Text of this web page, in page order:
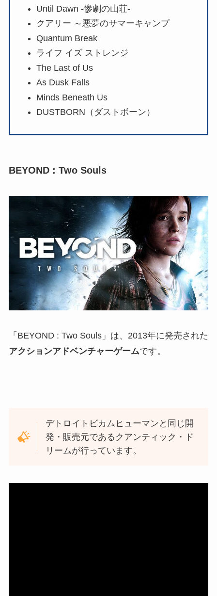
Until Dawn -惨劇の山荘-
クアリー ～悪夢のサマーキャンプ
Quantum Break
ライフ イズ ストレンジ
The Last of Us
As Dusk Falls
Minds Beneath Us
DUSTBORN（ダストボーン）
BEYOND : Two Souls
「BEYOND : Two Souls」は、2013年に発売された
アクションアドベンチャーゲームです。
デトロイトビカムヒューマンと同じ開
発・販売元であるクアンティック・ド
リームが行っています。